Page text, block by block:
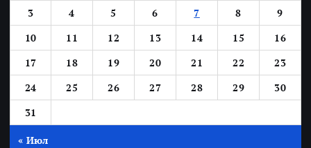
3
4 5 6 7 8
9
10
11 12 13 14 15
16
17
18 19 20 21 22
23
24
25 26 27 28 29
30
31
« Июл